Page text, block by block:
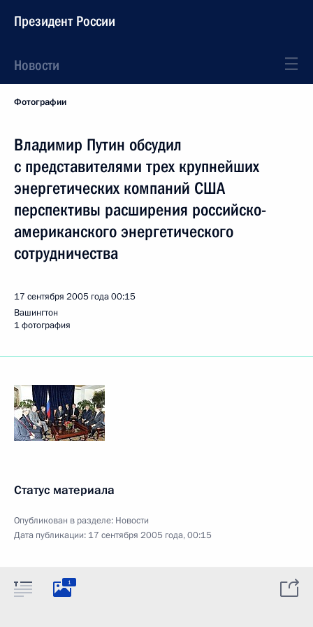
Президент России
Новости
Фотографии
Владимир Путин обсудил
с представителями трех крупнейших
энергетических компаний США
перспективы расширения российско-
американского энергетического
сотрудничества
17 сентября 2005 года00:15
Вашингтон
1 фотография
Статус материала
Опубликован в разделе: Новости
Дата публикации: 17 сентября 2005 года, 00:15
1